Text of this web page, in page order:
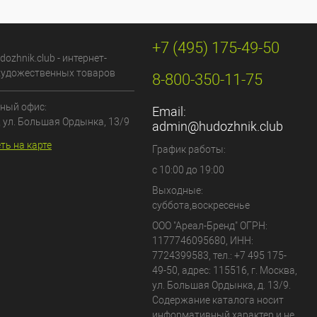
- интернет-
товаров
офис:
ул. Большая Ордынка, 13/9
на карте
+7 (495) 175-49-50
8-800-350-11-75
Email:
admin@hudozhnik.club
График работы:
с 10:00 до 19:00
Выходные:
суббота,воскресенье
ООО "Ареал-Бренд" ОГРН:
1177746095680, ИНН:
7724399583, тел.: +7 495 175-
49-50, адрес: 115516, г. Москва,
ул. Большая Ордынка, д. 13/9.
Содержание каталога носит